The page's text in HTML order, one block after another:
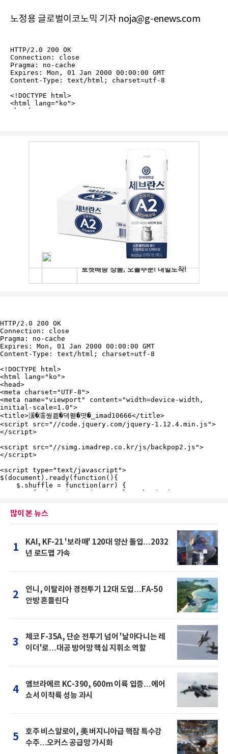
노정용 글로벌이코노믹 기자 noja@g-enews.com
많이 본 뉴스
1
KAI, KF-21 '보라매' 120대 양산 돌입…2032
년 로드맵 가속
2
인니, 이탈리아 경전투기 12대 도입…FA-50
안방 흔들린다
3
체코 F-35A, 단순 전투기 넘어 '날아다니는 레
이더'로…대공 방어망 핵심 지휘소 역할
4
엠브라에르 KC-390, 600m 이륙 입증…에어
쇼서 이착륙 성능 과시
5
호주 비스알로이, 美 버지니아급 핵잠 특수강
수주…오커스 공급망 가시화